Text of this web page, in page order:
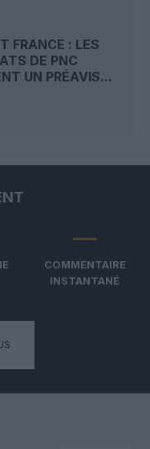
FRANCE : LES
DE PNC
UN PRÉAVIS...
COMMENTAIRE
INSTANTANÉ